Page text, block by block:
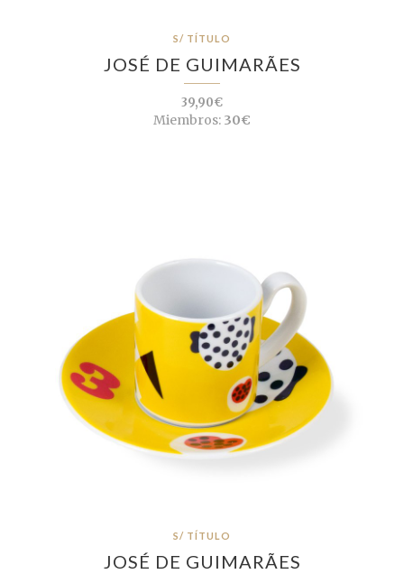
S/ TÍTULO
JOSÉ DE GUIMARÃES
39,90€
Miembros: 30€
S/ TÍTULO
JOSÉ DE GUIMARÃES